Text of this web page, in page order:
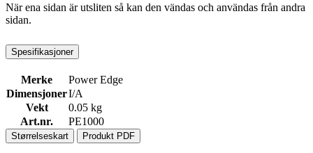
När ena sidan är utsliten så kan den vändas och användas från andra
sidan.
Spesifikasjoner
Merke
Power Edge
DimensjonerI/A
Vekt
0.05 kg
Art.nr.
PE1000
Størrelseskart Produkt PDF